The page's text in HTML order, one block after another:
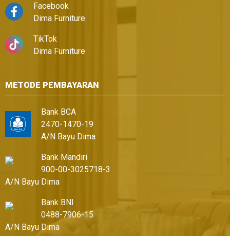
Facebook
Dima Furniture
TikTok
Dima Furniture
METODE PEMBAYARAN
Bank BCA
2470-1470-19
A/N Bayu Dima
Bank Mandiri
900-00-3025718-3
A/N Bayu Dima
Bank BNI
0488-7906-15
A/N Bayu Dima